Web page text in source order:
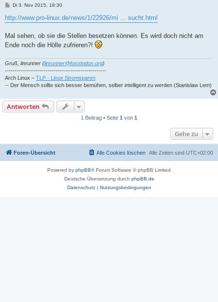
B
i
t
a
g
Di 3. Nov 2015, 18:30
http://www.pro-linux.de/news/1/22926/mi ... sucht.html
Mal sehen, ob sie die Stellen besetzen können. Es wird doch nicht am
Ende noch die Hölle zufrieren?!
Gruß, linrunner (linrunner@fosstodon.org)
----------------------------------------------------
Arch Linux – TLP - Linux Stromsparen
-- Der Mensch sollte sich besser bemühen, selber intelligent zu werden (Stanislaw Lem)
Antworten
1 Beitrag • Seite 1 von 1
Gehe zu
Foren-Übersicht Alle Zeiten sind UTC+02:00
Alle Cookies löschen
Powered by phpBB® Forum Software © phpBB Limited
Deutsche Übersetzung durch phpBB.de
Datenschutz| Nutzungsbedingungen